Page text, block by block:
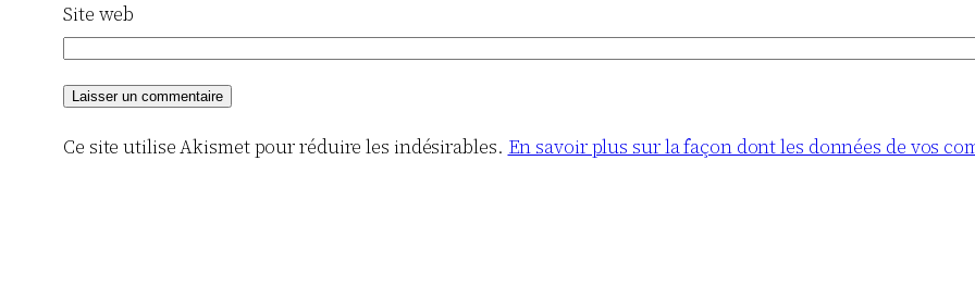
Site web
Ce site utilise Akismet pour réduire les indésirables. En savoir plus sur la façon dont les données de vos